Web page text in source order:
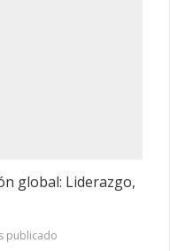
global: Liderazgo,
publicado